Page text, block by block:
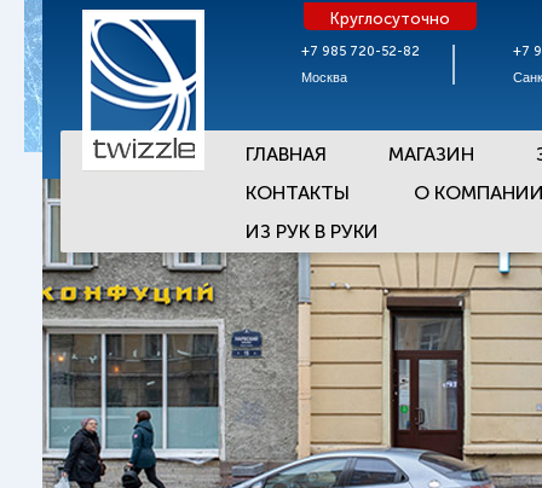
+7 985 720-52-82
Москва
Круглосуточно
+7
ГЛАВНАЯ МАГАЗИН
КОНТАКТЫ
О
ИЗ РУК В РУКИ